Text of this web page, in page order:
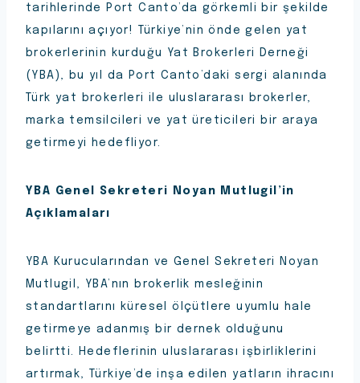
tarihlerinde Port Canto’da görkemli bir şekilde
kapılarını açıyor! Türkiye’nin önde gelen yat
brokerlerinin kurduğu Yat Brokerleri Derneği
(YBA), bu yıl da Port Canto’daki sergi alanında
Türk yat brokerleri ile uluslararası brokerler,
marka temsilcileri ve yat üreticileri bir araya
getirmeyi hedefliyor.
YBA Genel Sekreteri Noyan Mutlugil’in
Açıklamaları
YBA Kurucularından ve Genel Sekreteri Noyan
Mutlugil, YBA’nın brokerlik mesleğinin
standartlarını küresel ölçütlere uyumlu hale
getirmeye adanmış bir dernek olduğunu
belirtti. Hedeflerinin uluslararası işbirliklerini
artırmak, Türkiye’de inşa edilen yatların ihracını